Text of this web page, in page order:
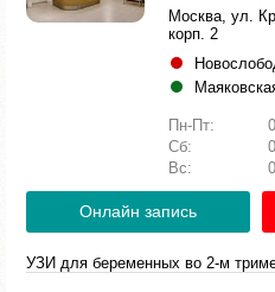
Москва, ул.
корп. 2
Пн-Пт:
Сб:
Вс:
Онлайн запись
УЗИ для беременных во 2-м